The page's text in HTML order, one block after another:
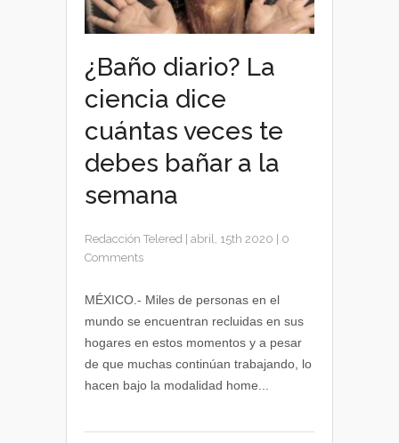
¿Baño diario? La
ciencia dice
cuántas veces te
debes bañar a la
semana
Redacción Telered abril, 15th 2020
0
Comments
MÉXICO.- Miles de personas en el
mundo se encuentran recluidas en sus
hogares en estos momentos y a pesar
de que muchas continúan trabajando, lo
hacen bajo la modalidad home...